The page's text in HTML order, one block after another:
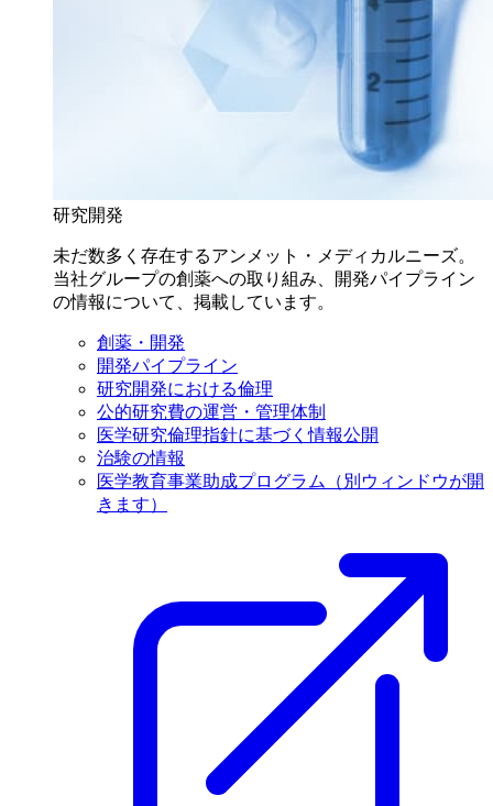
研究開発
未だ数多く存在するアンメット・メディカルニーズ。
当社グループの創薬への取り組み、開発パイプライン
の情報について、掲載しています。
創薬・開発
開発パイプライン
研究開発における倫理
公的研究費の運営・管理体制
医学研究倫理指針に基づく情報公開
治験の情報
医学教育事業助成プログラム
（別ウィンドウが開
きます）